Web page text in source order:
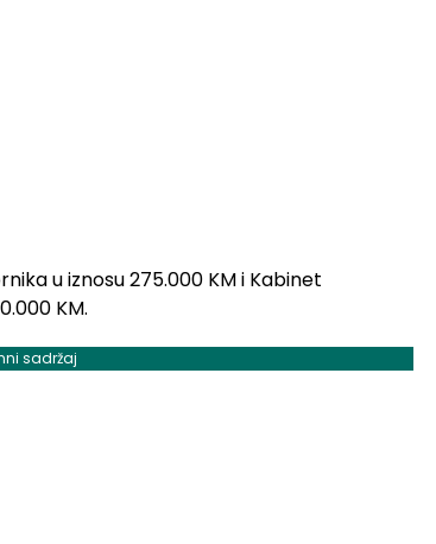
u iznosu 275.000 KM i Kabinet
KM.
sadržaj